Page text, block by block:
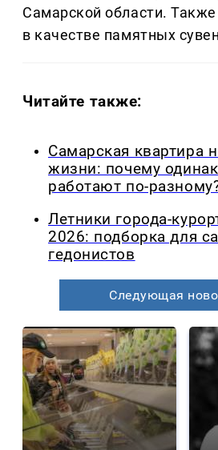
Самарской области. Также
в качестве памятных
Читайте также:
Самарская квартира
жизни: почему
работают по-
Летники города-
2026: подборка для
гедонистов
Следующая